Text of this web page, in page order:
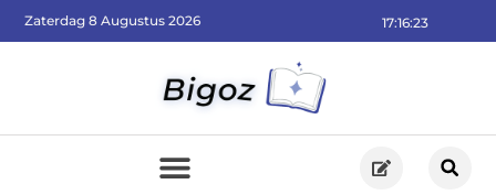
17:16:25
Zaterdag 8 Augustus 2026